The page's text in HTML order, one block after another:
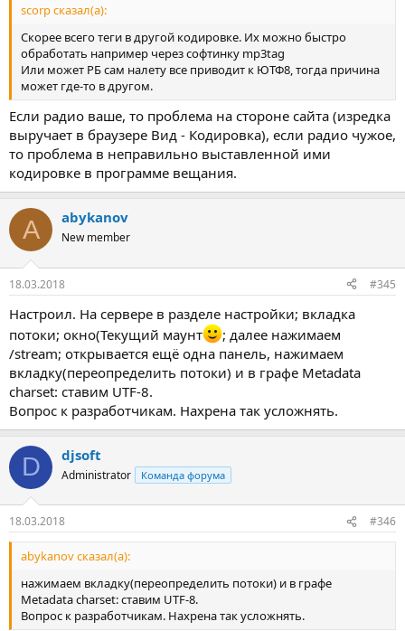
scorp сказал(а):
Скорее всего теги в другой кодировке. Их можно быстро
обработать например через софтинку mp3tag
Или может РБ сам налету все приводит к ЮТФ8, тогда причина
может где-то в другом.
Если радио ваше, то проблема на стороне сайта (изредка
выручает в браузере Вид - Кодировка), если радио чужое,
то проблема в неправильно выставленной ими
кодировке в программе вещания.
A abykanov
New member
18.03.2018 #345
Настроил. На сервере в разделе настройки; вкладка
потоки; окно(Текущий маунт
; далее нажимаем
/stream; открывается ещё одна панель, нажимаем
вкладку(переопределить потоки) и в графе Metadata
charset: ставим UTF-8.
Вопрос к разработчикам. Нахрена так усложнять.
D djsoft
Administrator Команда форума
18.03.2018 #346
abykanov сказал(а):
нажимаем вкладку(переопределить потоки) и в графе
Metadata charset: ставим UTF-8.
Вопрос к разработчикам. Нахрена так усложнять.